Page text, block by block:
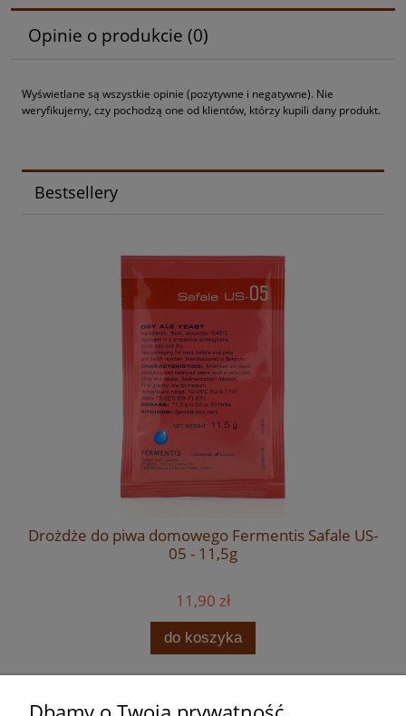
Opinie o produkcie (0)
Wyświetlane są wszystkie opinie (pozytywne i negatywne). Nie
weryfikujemy, czy pochodzą one od klientów, którzy kupili dany produkt.
Bestsellery
Drożdże do piwa domowego Fermentis Safale US-
05 - 11,5g
11,90 zł
do koszyka